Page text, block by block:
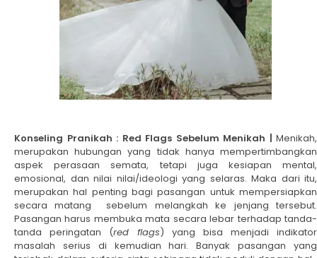
Konseling Pranikah : Red Flags Sebelum Menikah | Menikah,
merupakan hubungan yang tidak hanya mempertimbangkan
aspek perasaan semata, tetapi juga kesiapan mental,
emosional, dan nilai nilai/ideologi yang selaras. Maka dari itu,
merupakan hal penting bagi pasangan untuk mempersiapkan
secara matang sebelum melangkah ke jenjang tersebut.
Pasangan harus membuka mata secara lebar terhadap tanda-
tanda peringatan (red flags) yang bisa menjadi indikator
masalah serius di kemudian hari. Banyak pasangan yang